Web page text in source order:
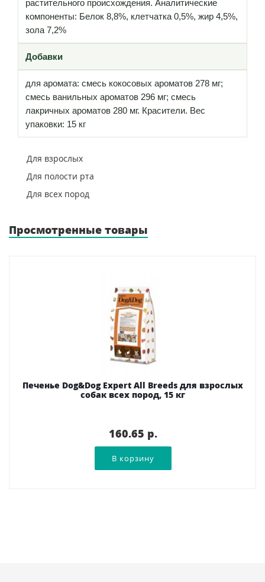
растительного происхождения. Аналитические
компоненты: Белок 8,8%, клетчатка 0,5%, жир 4,5%,
зола 7,2%
Добавки
для аромата: смесь кокосовых ароматов 278 мг;
смесь ванильных ароматов 296 мг; смесь
лакричных ароматов 280 мг. Красители. Вес
упаковки: 15 кг
Для взрослых
Для полости рта
Для всех пород
Просмотренные товары
Печенье Dog&Dog Expert All Breeds для взрослых
собак всех пород, 15 кг
160.65 p.